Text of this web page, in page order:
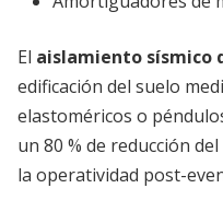
El aislamiento sísmico
edificación del suelo
elastoméricos o
un 80 % de reducción
la operatividad post-